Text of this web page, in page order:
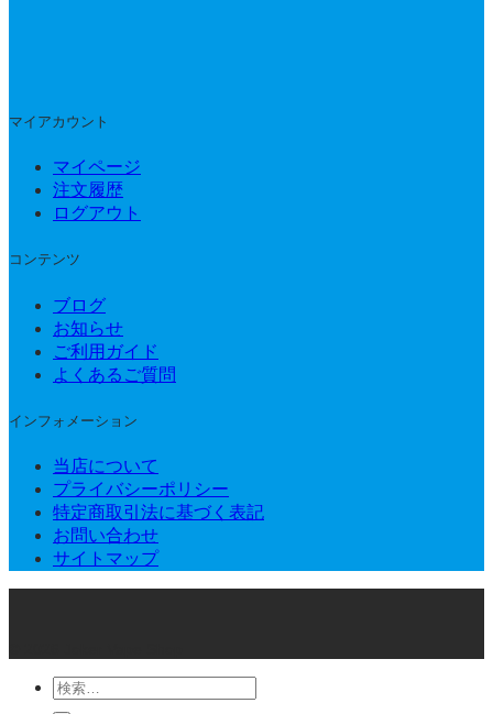
マイアカウント
マイページ
注文履歴
ログアウト
コンテンツ
ブログ
お知らせ
ご利用ガイド
よくあるご質問
インフォメーション
当店について
プライバシーポリシー
特定商取引法に基づく表記
お問い合わせ
サイトマップ
検
索